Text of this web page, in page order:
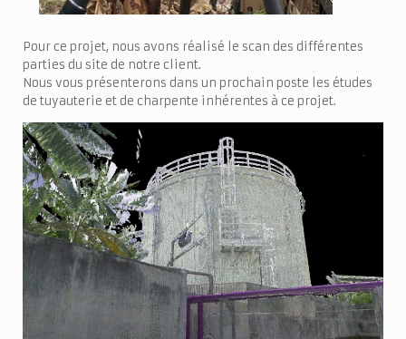
Pour ce projet, nous avons réalisé le scan des différentes
parties du site de notre client.
Nous vous présenterons dans un prochain poste les études
de tuyauterie et de charpente inhérentes à ce projet.